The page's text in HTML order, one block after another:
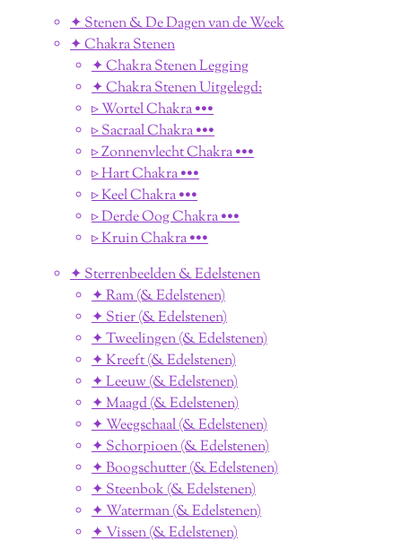
✦ Stenen & De Dagen van de Week
✦ Chakra Stenen
✦ Chakra Stenen Legging
✦ Chakra Stenen Uitgelegd:
▹ Wortel Chakra •••
▹ Sacraal Chakra •••
▹ Zonnenvlecht Chakra •••
▹ Hart Chakra •••
▹ Keel Chakra •••
▹ Derde Oog Chakra •••
▹ Kruin Chakra •••
✦ Sterrenbeelden & Edelstenen
✦ Ram (& Edelstenen)
✦ Stier (& Edelstenen)
✦ Tweelingen (& Edelstenen)
✦ Kreeft (& Edelstenen)
✦ Leeuw (& Edelstenen)
✦ Maagd (& Edelstenen)
✦ Weegschaal (& Edelstenen)
✦ Schorpioen (& Edelstenen)
✦ Boogschutter (& Edelstenen)
✦ Steenbok (& Edelstenen)
✦ Waterman (& Edelstenen)
✦ Vissen (& Edelstenen)